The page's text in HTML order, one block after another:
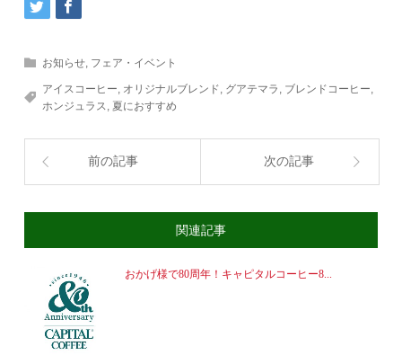
お知らせ フェア・イベント
アイスコーヒー オリジナルブレンド グアテマラ ブレンドコーヒー
ホンジュラス
夏におすすめ
前の記事 次の記事
関連記事
おかげ様で80周年！キャピタルコーヒー8...